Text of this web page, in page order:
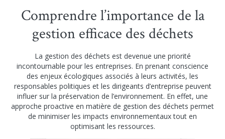
Comprendre l’importance de la
gestion efficace des déchets
La gestion des déchets est devenue une priorité
incontournable pour les entreprises. En prenant conscience
des enjeux écologiques associés à leurs activités, les
responsables politiques et les dirigeants d’entreprise peuvent
influer sur la préservation de l’environnement. En effet, une
approche proactive en matière de gestion des déchets permet
de minimiser les impacts environnementaux tout en
optimisant les ressources.